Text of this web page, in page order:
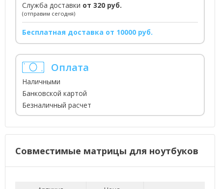
Служба доставки от 320 руб.
(отправим сегодня)
Бесплатная доставка от 10000 руб.
Оплата
Наличными
Банковской картой
Безналичный расчет
Совместимые матрицы для ноутбуков